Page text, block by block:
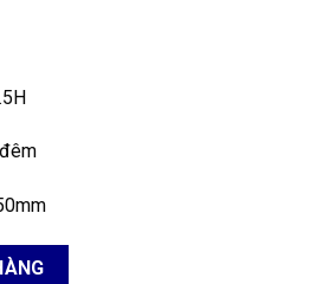
bàn chải 50W BI-SL2050 số lượng